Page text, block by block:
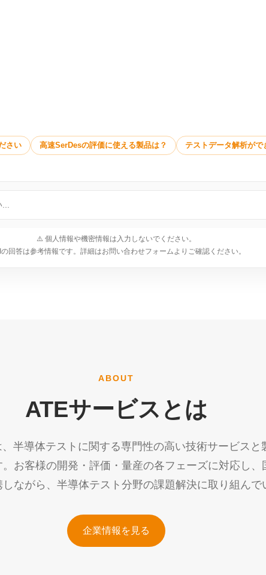
さい 高速SerDesの評価に使える製品は？ テストデータ解析がで
⚠️ 個人情報や機密情報は入力しないでください。
回答は参考情報です。詳細はお問い合わせフォームよりご確認ください。
ABOUT
ATEサービスとは
半導体テストに関する専門性の高い技術サービスと
お客様の開発・評価・量産の各フェーズに対応し、
ながら、半導体テスト分野の課題解決に取り組んで
企業情報を見る